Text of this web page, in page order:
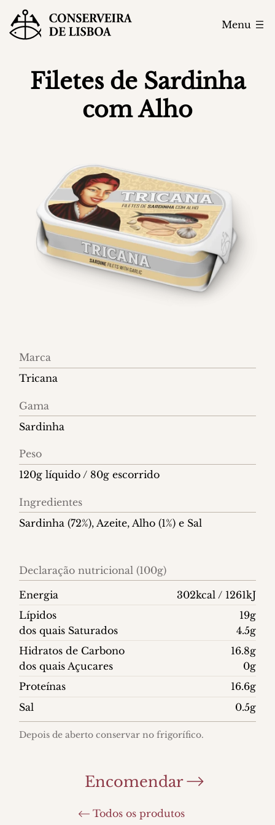
Menu
Filetes de Sardinha
com Alho
Informações
do
Marca
Tricana
Gama
Sardinha
Peso
120g líquido / 80g escorrido
Ingredientes
Sardinha (72%), Azeite, Alho (1%) e Sal
Declaração nutricional (100g)
Energia
302kcal / 1261kJ
Lípidos
19g
dos quais Saturados
4.5g
Hidratos de Carbono
16.8g
dos quais Açucares
0g
Proteínas
16.6g
Sal
0.5g
Depois de aberto conservar no frigorífico.
Encomendar
Todos os produtos